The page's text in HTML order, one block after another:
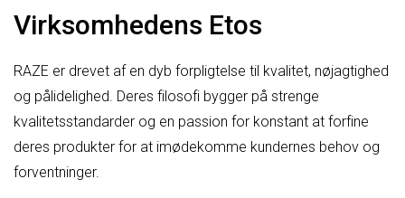
Virksomhedens Etos
RAZE er drevet af en dyb forpligtelse til kvalitet, nøjagtighed
og pålidelighed. Deres filosofi bygger på strenge
kvalitetsstandarder og en passion for konstant at forfine
deres produkter for at imødekomme kundernes behov og
forventninger.